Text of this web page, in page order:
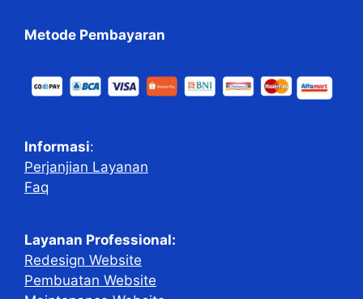
Metode Pembayaran
Informasi:
Perjanjian Layanan
Faq
Layanan Professional:
Redesign Website
Pembuatan Website